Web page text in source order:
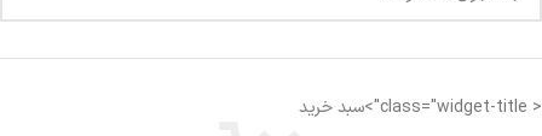
< class="widget-title">سبد خرید